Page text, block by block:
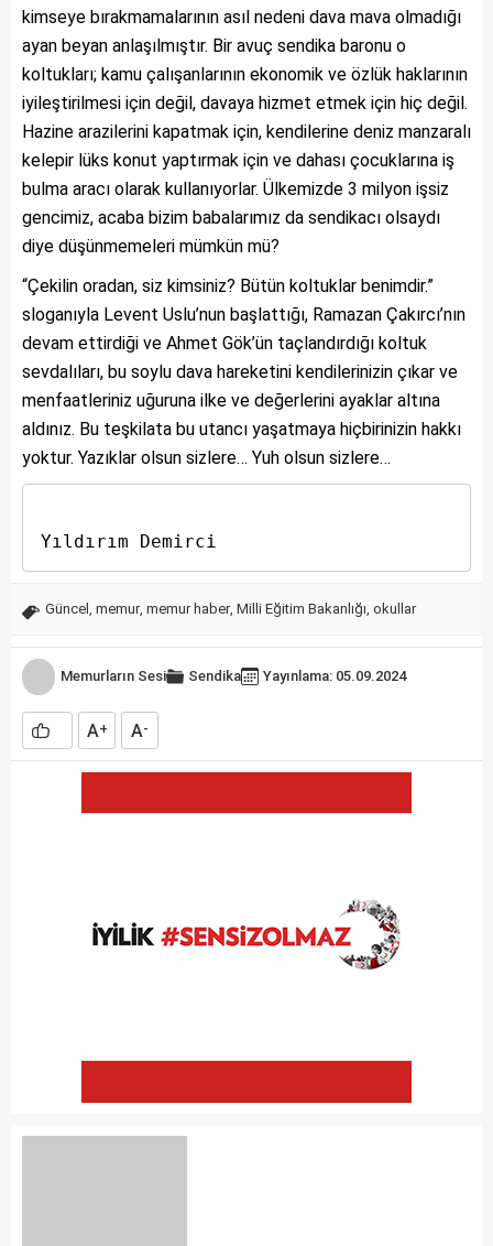
kimseye bırakmamalarının asıl nedeni dava mava olmadığı
ayan beyan anlaşılmıştır. Bir avuç sendika baronu o
koltukları; kamu çalışanlarının ekonomik ve özlük haklarının
iyileştirilmesi için değil, davaya hizmet etmek için hiç değil.
Hazine arazilerini kapatmak için, kendilerine deniz manzaralı
kelepir lüks konut yaptırmak için ve dahası çocuklarına iş
bulma aracı olarak kullanıyorlar. Ülkemizde 3 milyon işsiz
gencimiz, acaba bizim babalarımız da sendikacı olsaydı
diye düşünmemeleri mümkün mü?
“Çekilin oradan, siz kimsiniz? Bütün koltuklar benimdir.”
sloganıyla Levent Uslu’nun başlattığı, Ramazan Çakırcı’nın
devam ettirdiği ve Ahmet Gök’ün taçlandırdığı koltuk
sevdalıları, bu soylu dava hareketini kendilerinizin çıkar ve
menfaatleriniz uğuruna ilke ve değerlerini ayaklar altına
aldınız. Bu teşkilata bu utancı yaşatmaya hiçbirinizin hakkı
yoktur. Yazıklar olsun sizlere… Yuh olsun sizlere…
Yıldırım Demirci
Güncel memur, memur haber, Milli Eğitim Bakanlığı okullar
Memurların Sesi Sendika Yayınlama: 05.09.2024
A+ A-